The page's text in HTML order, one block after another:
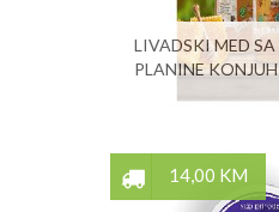
LIVADSKI MED SA
PLANINE KONJUH
14,00 KM